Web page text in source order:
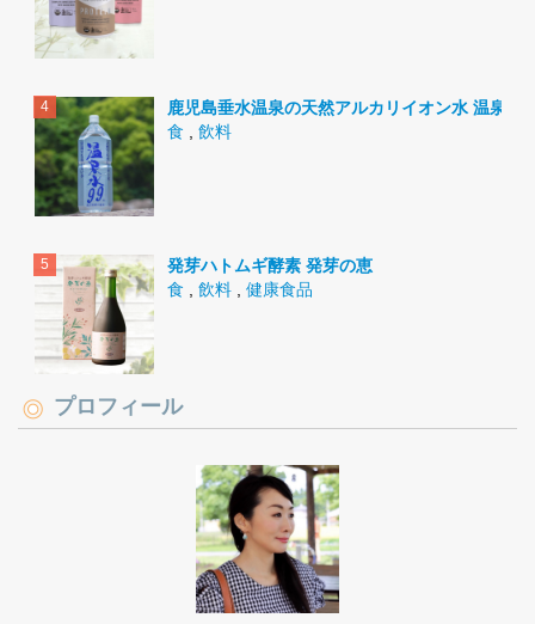
鹿児島垂水温泉の天然アルカリイオン水 温泉水
食
飲料
発芽ハトムギ酵素 発芽の恵
食
飲料 健康食品
プロフィール